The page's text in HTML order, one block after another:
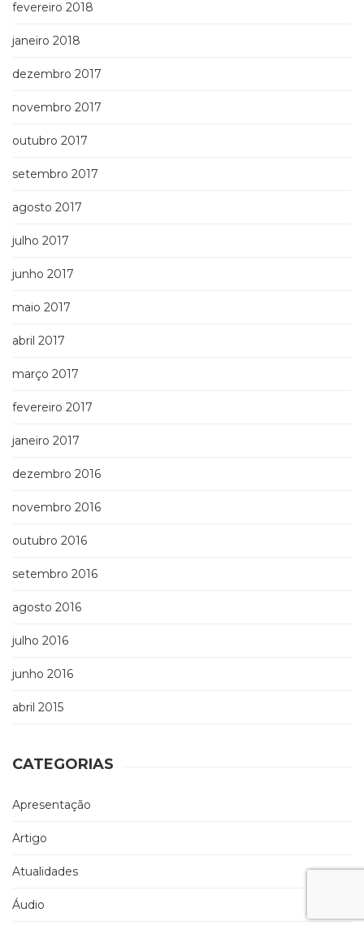
fevereiro 2018
janeiro 2018
dezembro 2017
novembro 2017
outubro 2017
setembro 2017
agosto 2017
julho 2017
junho 2017
maio 2017
abril 2017
março 2017
fevereiro 2017
janeiro 2017
dezembro 2016
novembro 2016
outubro 2016
setembro 2016
agosto 2016
julho 2016
junho 2016
abril 2015
CATEGORIAS
Apresentação
Artigo
Atualidades
Áudio